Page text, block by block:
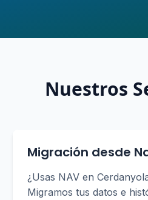
Nuestros
Migración desde
¿Usas NAV en
Migramos tus datos e